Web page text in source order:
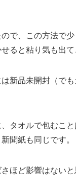
で、この方法で
ると粘り気も出
新品未開封（で
タオルで包むこ
聞紙も同じです。
ほど影響はない